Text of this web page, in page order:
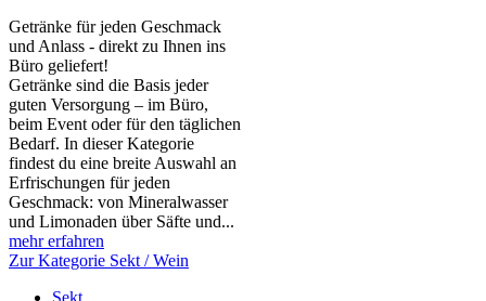
Getränke für jeden Geschmack
und Anlass - direkt zu Ihnen ins
Büro geliefert!
Getränke sind die Basis jeder
guten Versorgung – im Büro,
beim Event oder für den täglichen
Bedarf. In dieser Kategorie
findest du eine breite Auswahl an
Erfrischungen für jeden
Geschmack: von Mineralwasser
und Limonaden über Säfte und...
mehr erfahren
Zur Kategorie Sekt / Wein
Sekt